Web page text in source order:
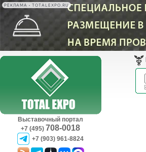
РЕКЛАМА • TOTALEXPO.RU
Выставочный портал
+7 (495) 708-0018
+7 (903) 961-8824